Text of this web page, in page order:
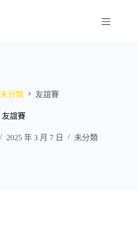
未分類 友誼賽
友誼賽
2025 年 3 月 7 日 未分類